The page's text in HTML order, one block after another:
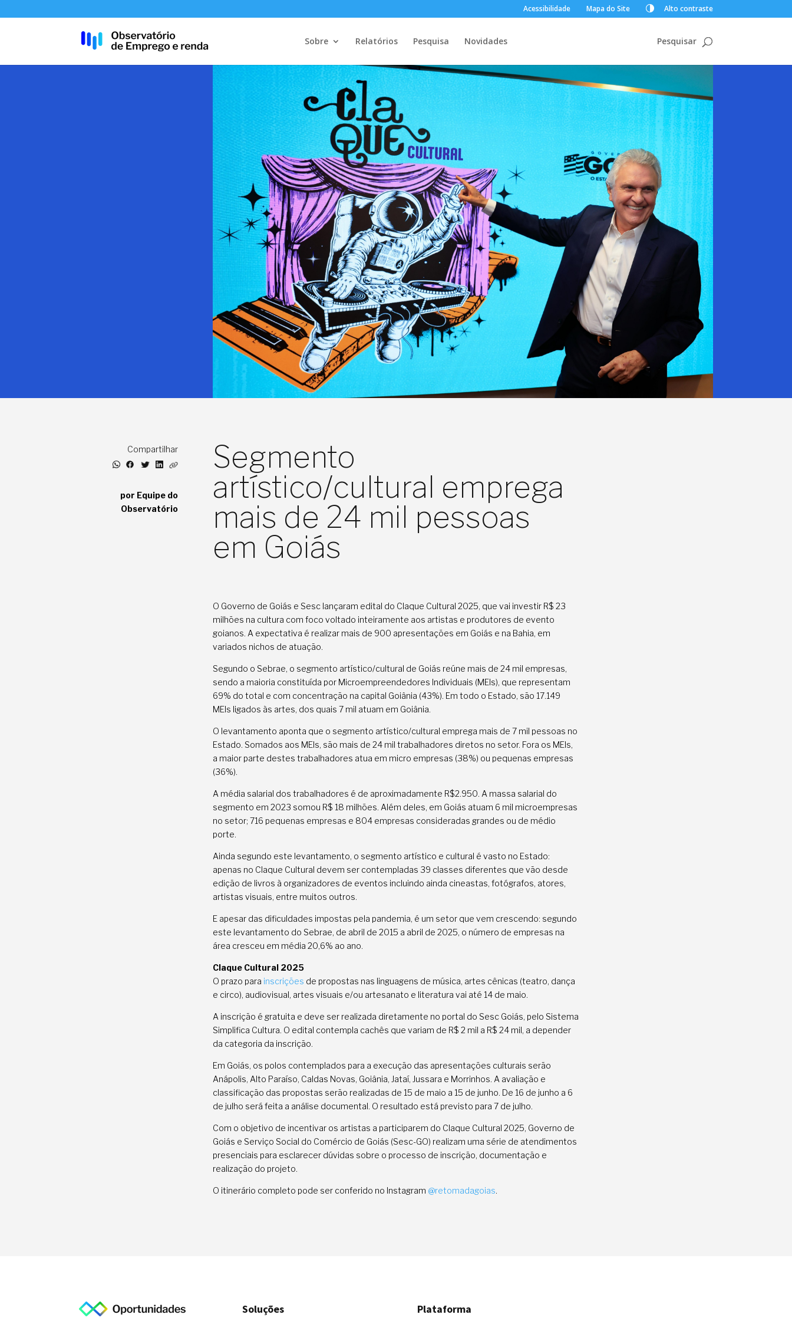
Acessibilidade Mapa do Site Alto contraste
Sobre Relatórios Pesquisa Novidades Pesquisar
Compartilhar
por Equipe do
Observatório
Segmento
artístico/cultural emprega
mais de 24 mil pessoas
em Goiás
O Governo de Goiás e Sesc lançaram edital do Claque Cultural 2025, que vai investir R$ 23
milhões na cultura com foco voltado inteiramente aos artistas e produtores de evento
goianos. A expectativa é realizar mais de 900 apresentações em Goiás e na Bahia, em
variados nichos de atuação.
Segundo o Sebrae, o segmento artístico/cultural de Goiás reúne mais de 24 mil empresas,
sendo a maioria constituída por Microempreendedores Individuais (MEIs), que representam
69% do total e com concentração na capital Goiânia (43%). Em todo o Estado, são 17.149
MEIs ligados às artes, dos quais 7 mil atuam em Goiânia.
O levantamento aponta que o segmento artístico/cultural emprega mais de 7 mil pessoas no
Estado. Somados aos MEIs, são mais de 24 mil trabalhadores diretos no setor. Fora os MEIs,
a maior parte destes trabalhadores atua em micro empresas (38%) ou pequenas empresas
(36%).
A média salarial dos trabalhadores é de aproximadamente R$2.950. A massa salarial do
segmento em 2023 somou R$ 18 milhões. Além deles, em Goiás atuam 6 mil microempresas
no setor; 716 pequenas empresas e 804 empresas consideradas grandes ou de médio
porte.
Ainda segundo este levantamento, o segmento artístico e cultural é vasto no Estado:
apenas no Claque Cultural devem ser contempladas 39 classes diferentes que vão desde
edição de livros à organizadores de eventos incluindo ainda cineastas, fotógrafos, atores,
artistas visuais, entre muitos outros.
E apesar das dificuldades impostas pela pandemia, é um setor que vem crescendo: segundo
este levantamento do Sebrae, de abril de 2015 a abril de 2025, o número de empresas na
área cresceu em média 20,6% ao ano.
Claque Cultural 2025
O prazo para inscrições de propostas nas linguagens de música, artes cênicas (teatro, dança
e circo), audiovisual, artes visuais e/ou artesanato e literatura vai até 14 de maio.
A inscrição é gratuita e deve ser realizada diretamente no portal do Sesc Goiás, pelo Sistema
Simplifica Cultura. O edital contempla cachês que variam de R$ 2 mil a R$ 24 mil, a depender
da categoria da inscrição.
Em Goiás, os polos contemplados para a execução das apresentações culturais serão
Anápolis, Alto Paraíso, Caldas Novas, Goiânia, Jataí, Jussara e Morrinhos. A avaliação e
classificação das propostas serão realizadas de 15 de maio a 15 de junho. De 16 de junho a 6
de julho será feita a análise documental. O resultado está previsto para 7 de julho.
Com o objetivo de incentivar os artistas a participarem do Claque Cultural 2025, Governo de
Goiás e Serviço Social do Comércio de Goiás (Sesc-GO) realizam uma série de atendimentos
presenciais para esclarecer dúvidas sobre o processo de inscrição, documentação e
realização do projeto.
O itinerário completo pode ser conferido no Instagram @retomadagoias.
Soluções Plataforma